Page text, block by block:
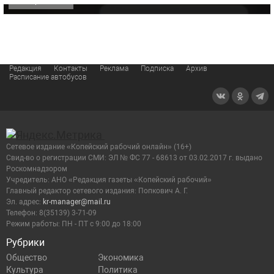
Редакция Контакты Реклама Подписка
Архив
Расписание автобусов
Рубрики
Общество
Экономика
Культура
Политика
Сетевое издание «Копейский рабочий онлайн» (16+)
Cвид-во о регистрации СМИ: ЭЛ № ФС 77 - 68613 от 03.02.2017 г. выдано
Роскомнадзором
Учредитель: АНО «Редакция газеты «Копейский рабочий»
Главный редактор сетевого издания: Попкович А. Г.
Эл. адрес: kr-manager@mail.ru
Телефон: 8(35139) 3-71-09
Режим работы: ПН - ПТ с 9:00 до 18:00